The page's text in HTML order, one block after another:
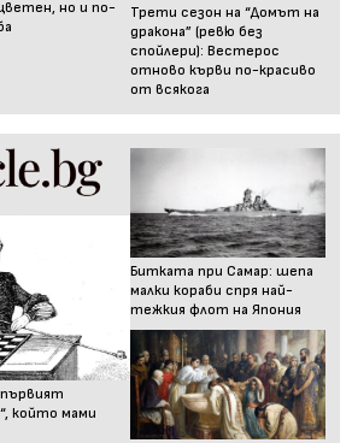
но и по-
Трети сезон на “Домът на
дракона” (ревю без
спойлери): Вестерос
отново кърви по-красиво
от всякога
който мами
Битката при Самар: шепа
малки кораби спря най-
тежкия флот на Япония